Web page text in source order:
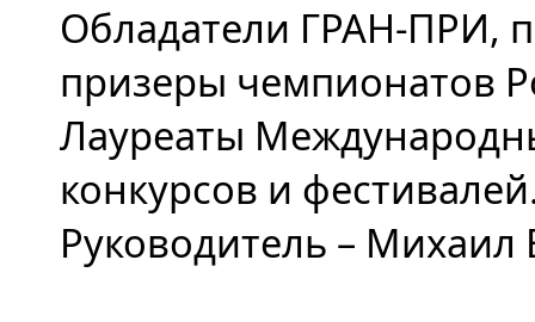
Обладатели ГРАН-ПРИ,
призеры чемпионатов
Лауреаты
конкурсов и
Руководитель – Михаил